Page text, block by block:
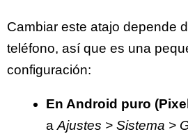
Cambiar este atajo depende
teléfono, así que es una
configuración:
En Android puro
a Ajustes > Sistema >